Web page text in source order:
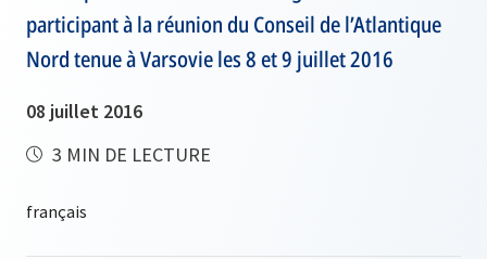
participant à la réunion du Conseil de l’Atlantique
Nord tenue à Varsovie les 8 et 9 juillet 2016
08 juillet 2016
3 MIN DE LECTURE